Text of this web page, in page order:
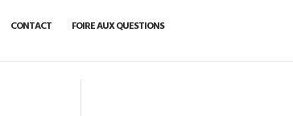
CONTACT FOIRE AUX QUESTIONS